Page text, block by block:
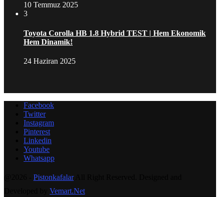
10 Temmuz 2025
3
Toyota Corolla HB 1.8 Hybrid TEST | Hem Ekonomik
Hem Dinamik!
24 Haziran 2025
Facebook
Twitter
Instagram
Pinterest
Linkedin
Youtube
Whatsapp
PistonkafalarAll Right Reserved. Designed and
Vemart.Net